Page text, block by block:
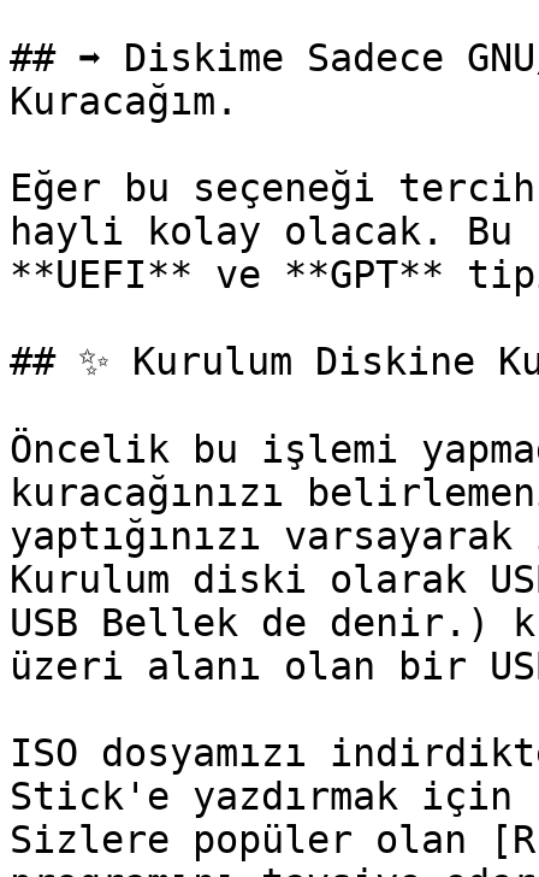
## ➡️ Diskime Sadece
Kuracağım.
Eğer bu seçeneği
hayli kolay olacak. Bu
**UEFI** ve **GPT**
## ✨ Kurulum Diskine
Öncelik bu işlemi
kuracağınızı
yaptığınızı
Kurulum diski olarak
USB Bellek de denir.)
üzeri alanı olan bir
ISO dosyamızı
Stick'e yazdırmak
Sizlere popüler olan